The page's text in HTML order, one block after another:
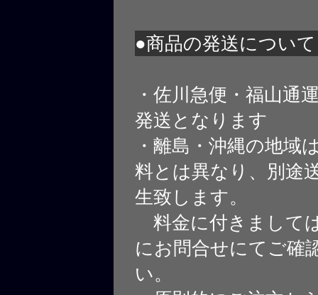
●商品の発送について
・佐川急便・福山通
発送となります
・離島・沖縄の地域
料とは異なり、別途
生致します。
料金に付きまして
にお問合せにてご確
い。